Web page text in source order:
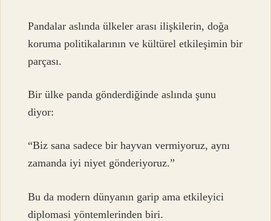
Pandalar aslında ülkeler arası ilişkilerin, doğa
koruma politikalarının ve kültürel etkileşimin bir
parçası.
Bir ülke panda gönderdiğinde aslında şunu
diyor:
“Biz sana sadece bir hayvan vermiyoruz, aynı
zamanda iyi niyet gönderiyoruz.”
Bu da modern dünyanın garip ama etkileyici
diplomasi yöntemlerinden biri.